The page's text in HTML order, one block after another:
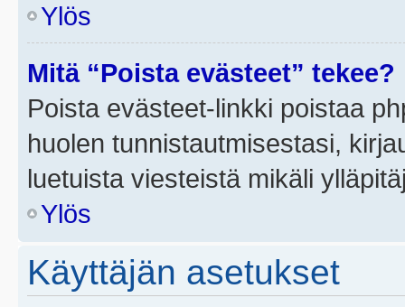
Ylös
Mitä “Poista evästeet” tekee?
Poista evästeet-linkki poistaa
huolen tunnistautmisestasi,
luetuista viesteistä mikäli
Ylös
Käyttäjän asetukset